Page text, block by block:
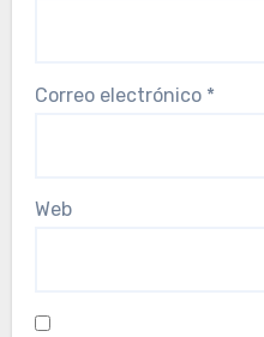
Correo electrónico *
Web